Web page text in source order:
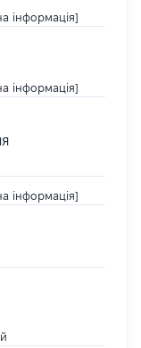
інформація]
інформація]
інформація]